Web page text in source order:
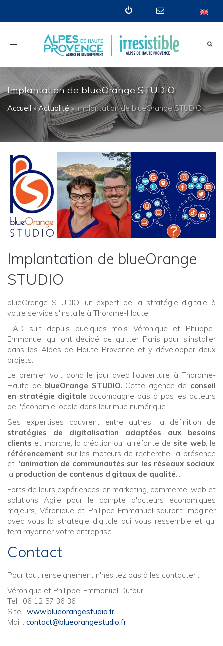
Toggle
navigation
Implantation de blueOrange STUDIO
Accueil»Actualité»Implantation de blueOrange STUDIO
Implantation de blueOrange
STUDIO
blueOrange STUDIO, un expert de la stratégie digitale à
votre service s'installe à Thorame-Haute.
L'AD suit depuis quelques mois Véronique et Philippe-
Emmanuel qui ont décidé de quitter Paris pour s’installer
dans les Alpes de Haute Provence et y développer deux
projets.
Le premier voit donc le jour avec l'ouverture à Thorame-
Haute de blueOrange STUDIO. Cette agence de conseil
en stratégie digitale accompagne pas à pas les acteurs
de l'économie locale dans leur mue numérique.
Ses expertises couvrent entre autres, la définition de
stratégies de digitalisation adaptées aux besoins
clients et marché, la création ou la refonte de site web, le
référencement sur les moteurs de recherche, la présence
et l'animation de communautés sur les réseaux sociaux,
la production de contenus digitaux de qualité...
Forts de leurs expériences en marketing, commerce, web et
solutions Agile pour le compte d'acteurs économiques
majeurs, Véronique et Philippe-Emmanuel sauront imaginer
avec vous la stratégie digitale qui vous ressemble et qui
fera rayonner votre entreprise.
Contact
Pour tout renseignement n'hésitez pas à les contacter :
Véronique et Philippe-Emmanuel Dufour
Tél : 06 12 57 36 36
Site : www.blueorangestudio.fr
Mail : contact@blueorangestudio.fr